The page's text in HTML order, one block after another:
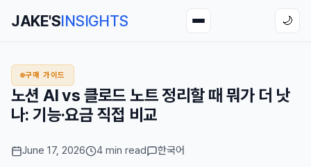
JAKE'SINSIGHTS 🌙
구매 가이드
노션 AI vs 클로드 노트 정리할 때 뭐가 더 낫
나: 기능·요금 직접 비교
June 17, 2026 4 min read 한국어